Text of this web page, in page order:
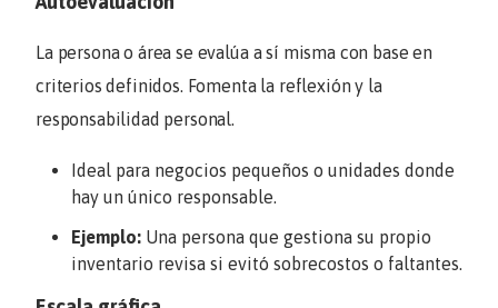
La persona o área se evalúa a sí misma con base en
criterios definidos. Fomenta la reflexión y la
responsabilidad personal.
Ideal para negocios pequeños o unidades donde
hay un único responsable.
Ejemplo: Una persona que gestiona su propio
inventario revisa si evitó sobrecostos o faltantes.